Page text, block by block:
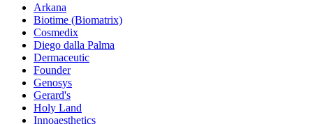
Arkana
Biotime (Biomatrix)
Cosmedix
Diego dalla Palma
Dermaceutic
Founder
Genosys
Gerard's
Holy Land
Innoaesthetics